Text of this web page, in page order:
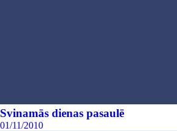
Svinamās dienas pasaulē
01/11/2010